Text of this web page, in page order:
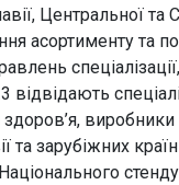
Центральної та
асортименту та
відвідають
здоров’я,
та зарубіжних країн